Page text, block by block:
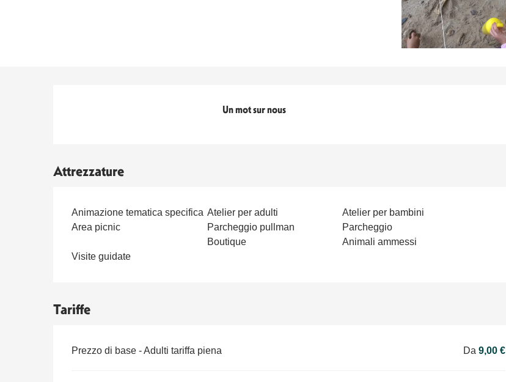
Un mot sur nous
Attrezzature
Animazione tematica specifica Atelier per adulti
Atelier per bambini
Area picnic
Parcheggio pullman
Parcheggio
Boutique
Animali ammessi
Visite guidate
Tariffe
Tariffe 2026
Prezzo di base - Adulti tariffa piena Da9,00 €